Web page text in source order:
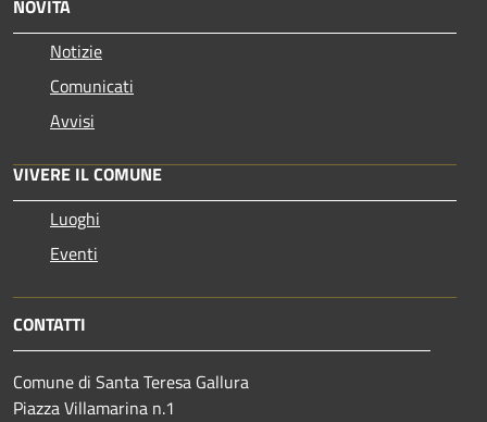
NOVITÀ
Notizie
Comunicati
Avvisi
VIVERE IL COMUNE
Luoghi
Eventi
CONTATTI
Comune di Santa Teresa Gallura
Piazza Villamarina n.1